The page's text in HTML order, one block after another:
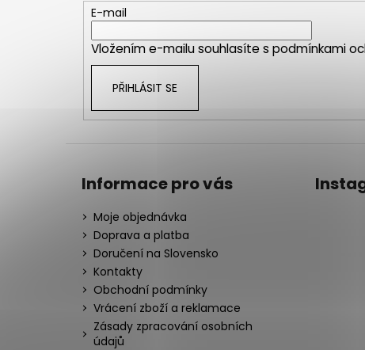
E-mail
Vložením e-mailu souhlasíte s podmínkami
PŘIHLÁSIT SE
Informace pro vás
Moje objednávka
Doprava a platba
Doručení na Slovensko
Kontakty
Obchodní podmínky
Vrácení zboží a reklamace
Zásady zpracování osobních
údajů